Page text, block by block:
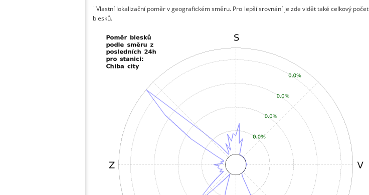
¨Vlastní lokalizační poměr v geografickém směru. Pro lepší srovnání je zde vidět také celkový počet
blesků.